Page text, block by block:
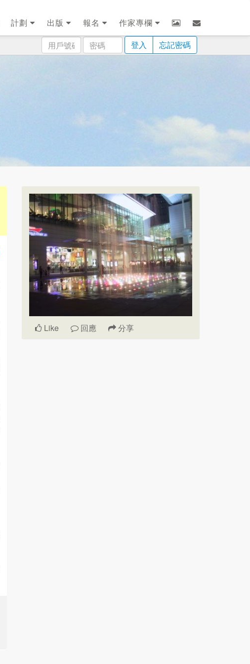
計劃 出版 報名
作家專欄
用
戶
密
碼
登入 忘記密碼
Like 回應 分享